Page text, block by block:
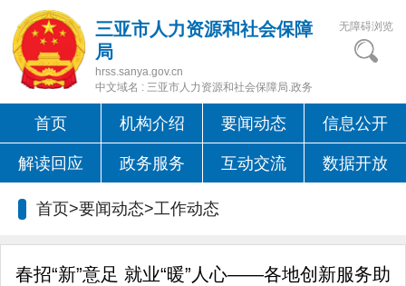
三亚市人力资源和社会保障
局
hrss.sanya.gov.cn
中文域名 : 三亚市人力资源和社会保障局.政务
无障碍浏览
首页 机构介绍 要闻动态 信息公开
解读回应 政务服务 互动交流 数据开放
首页>要闻动态>工作动态
春招“新”意足 就业“暖”人心——各地创新服务助